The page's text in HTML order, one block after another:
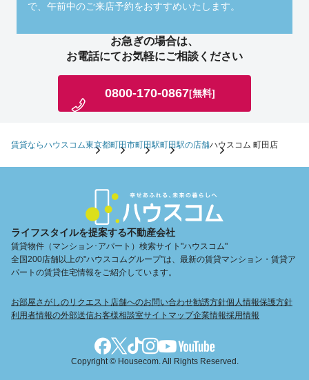
で、午前中のご来店予約をおすすめいたします。
お急ぎの場合は、
お電話にてお気軽にご相談ください
0800-170-0867[無料]
賃貸ならハウスコム東京都町田市町田駅町田駅の店舗ハウスコム 町田店
ライフスタイルを提案する不動産会社
賃貸物件（マンション･アパート）検索サイト"ハウスコム"
全国200店舗以上の"ハウスコムグループ"は、最新の賃貸マンション・賃貸ア
パートの賃貸住宅情報をご紹介しています。
お部屋さがしのリクエスト 店舗へのお問い合わせ勧誘方針個人情報保護方針
利用者情報の外部送信お客様相談室サイトマップ企業情報採用情報
Copyright © Housecom. All Rights Reserved.